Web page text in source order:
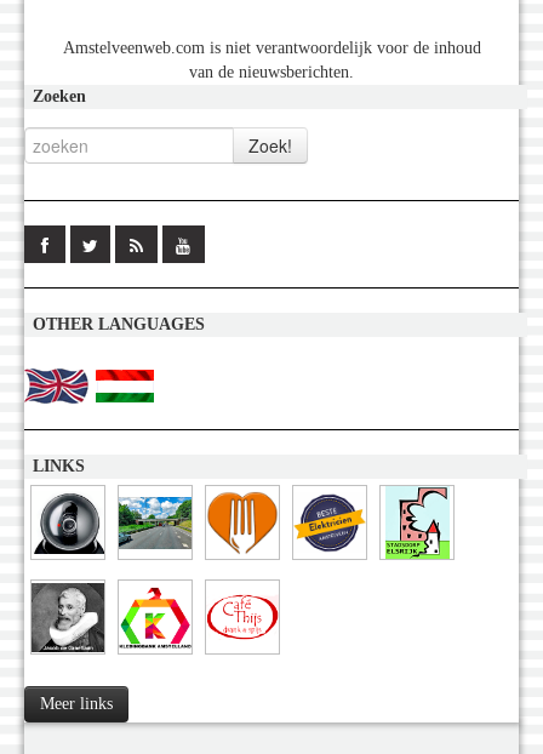
Amstelveenweb.com is niet verantwoordelijk voor de inhoud
van de nieuwsberichten.
Zoeken
OTHER LANGUAGES
LINKS
Meer links